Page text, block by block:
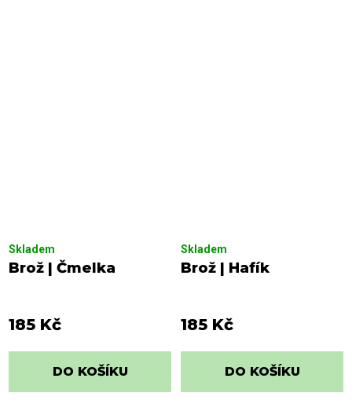
Brož | Čmelka
Skladem
185 Kč
DO KOŠÍKU
Brož | Hafík
Skladem
185 Kč
DO KOŠÍKU